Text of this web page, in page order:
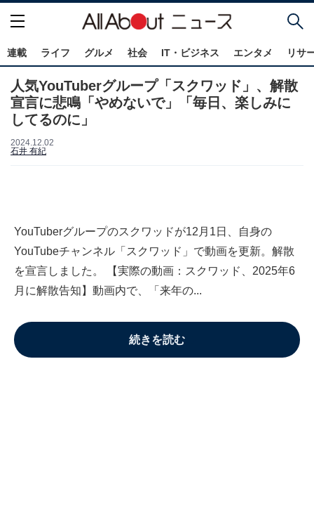
連載 ライフ グルメ 社会 IT・ビジネス エンタメ リサ
人気YouTuberグループ「スクワッド」、解散
宣言に悲鳴「やめないで」「毎日、楽しみに
してるのに」
2024.12.02
石井 有紀
YouTuberグループのスクワッドが12月1日、自身の
YouTubeチャンネル「スクワッド」で動画を更新。解散
を宣言しました。 【実際の動画：スクワッド、2025年6
月に解散告知】動画内で、「来年の...
続きを読む